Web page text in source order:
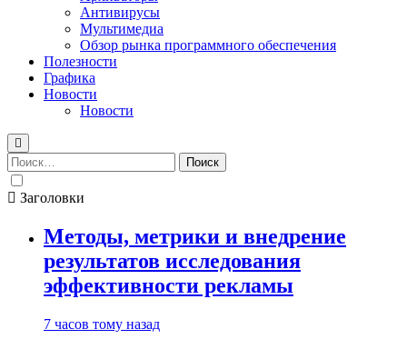
Антивирусы
Мультимедиа
Обзор рынка программного обеспечения
Полезности
Графика
Новости
Новости
Найти:
Заголовки
Методы, метрики и внедрение
результатов исследования
эффективности рекламы
7 часов тому назад